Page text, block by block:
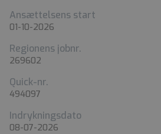
Ansættelsens start
01-10-2026
Regionens jobnr.
269602
Quick-nr.
494097
Indrykningsdato
08-07-2026